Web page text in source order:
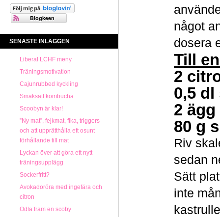
SENASTE INLÄGGEN
Liberal LCHF meny
Träningsmotivation
Cajunrubbed kyckling
Smaksatt kombucha
Scoobyn är klar!
”Ny mat”, fejkmat, fika, triggers
och att upprätthålla ett osunt
förhållande till mat
Lyckan över att göra ett nytt
träningsupplägg
Sockerfritt?
Avokadoröra med ingefära och
citron
Odla fram en scoby
något
dosera
Till
2
0,5
2 ägg
80 g
Riv
sedan
Sätt
inte